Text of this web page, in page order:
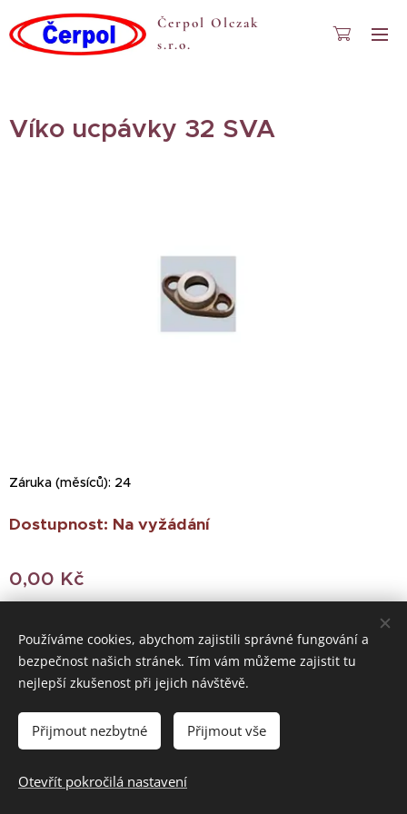
Čerpol Olczak
s.r.o.
Víko ucpávky 32 SVA
Záruka (měsíců): 24
Dostupnost: Na vyžádání
0,00 Kč
Do košíku
© 2022 Všechna práva vyhrazena
Používáme cookies, abychom zajistili správné fungování a
bezpečnost našich stránek. Tím vám můžeme zajistit tu
nejlepší zkušenost při jejich návštěvě.
Přijmout nezbytné Přijmout vše
Otevřít pokročilá nastavení